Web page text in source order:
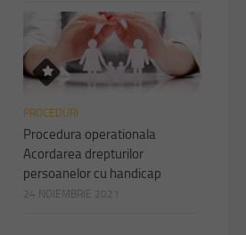
PROCEDURI
Procedura operationala
Acordarea drepturilor
persoanelor cu handicap
24 NOIEMBRIE 2021